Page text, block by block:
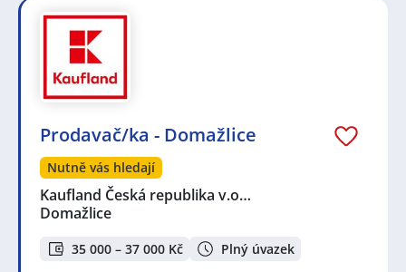
Prodavač/ka - Domažlice
Nutně vás hledají
Kaufland Česká republika v.o…
Domažlice
35 000 – 37 000 Kč Plný úvazek